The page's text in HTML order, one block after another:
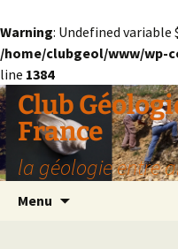
Warning: Undefined variable
/home/clubgeol/www/
line 1384
Aller
au
contenu
Club
France
la géologie entre
Menu